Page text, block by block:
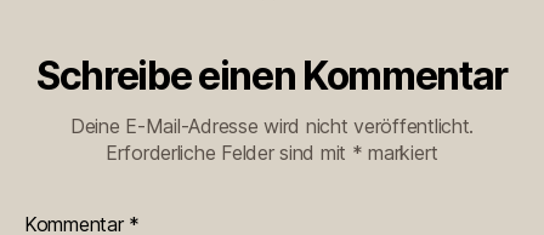
Schreibe einen Kommentar
Deine E-Mail-Adresse wird nicht veröffentlicht.
Erforderliche Felder sind mit * markiert
Kommentar *